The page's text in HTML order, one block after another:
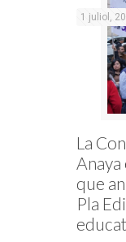
1 juliol,
La
Anaya
que
Pla